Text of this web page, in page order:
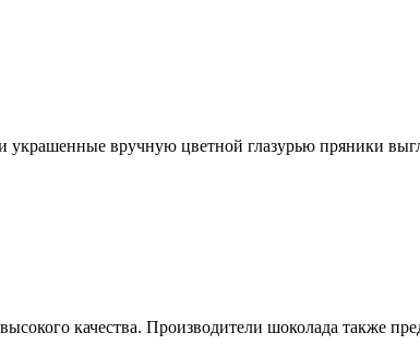
вручную цветной глазурью пряники
качества. Производители шоколада также